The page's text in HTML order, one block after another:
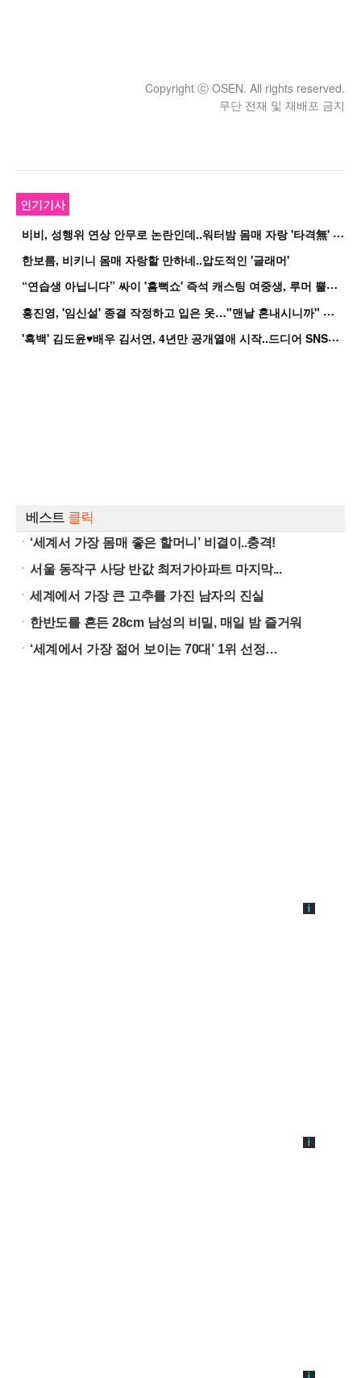
Copyright ⓒ OSEN. All rights reserved.
무단 전재 및 재배포 금지
인기기사
비
비, 성행위 연상 안무로 논란인데..워터밤 몸매 자랑 '타격無' 근황
한보름, 비키니 몸매 자랑할 만하네..압도적인 '글래머'
“
연습생 아닙니다” 싸이 '흠뻑쇼' 즉석 캐스팅 여중생, 루머 뿔났다[Oh!쎈 이...
홍
진영, '임신설' 종결 작정하고 입은 옷…"맨날 혼내시니까" 억울
'
흑백' 김도윤♥배우 김서연, 4년만 공개열애 시작..드디어 SNS에 노출 [핫피...